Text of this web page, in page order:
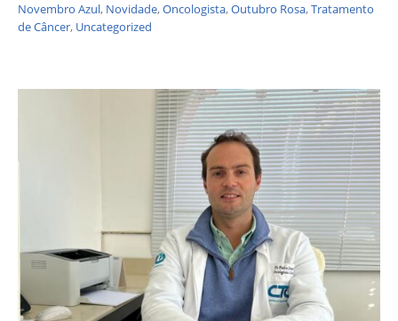
Novembro Azul, Novidade,Oncologista,Outubro Rosa,Tratamento
de Câncer, Uncategorized